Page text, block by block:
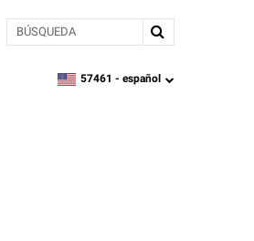
BÚSQUEDA
zipcode, language
57461 - español